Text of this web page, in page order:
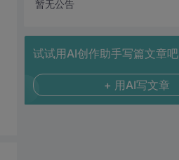
暂无公告
试试用AI创作助手写篇文章吧
+ 用AI写文章